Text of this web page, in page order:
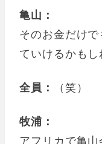
亀山：
そのお金だけ
ていけるかもし
全員： （笑）
牧浦：
アフリカで亀